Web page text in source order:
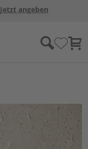
Jetzt angeben